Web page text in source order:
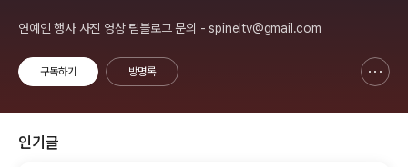
연예인 행사 사진 영상 팀블로그 문의 - spineltv@gmail.com
구독하기 방명록
인기글